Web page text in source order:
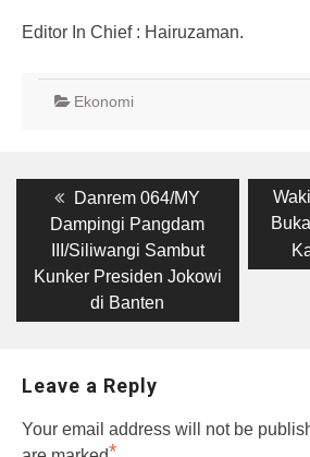
Editor In Chief : Hairuzaman.
Ekonomi
Post
navigation
Previous
post:
Danrem 064/MY
Dampingi Pangdam
III/Siliwangi Sambut
Kunker Presiden Jokowi
di Banten
Next
post:
Leave a Reply
Your email address will not be
*